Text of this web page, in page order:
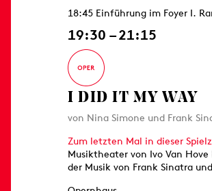
18:45 Einführung im Foyer I.
19:30 – 21:15
I DID IT MY WAY
von Nina Simone und Frank
Zum letzten Mal in dieser
Musiktheater von Ivo Van
der Musik von Frank Sinatra